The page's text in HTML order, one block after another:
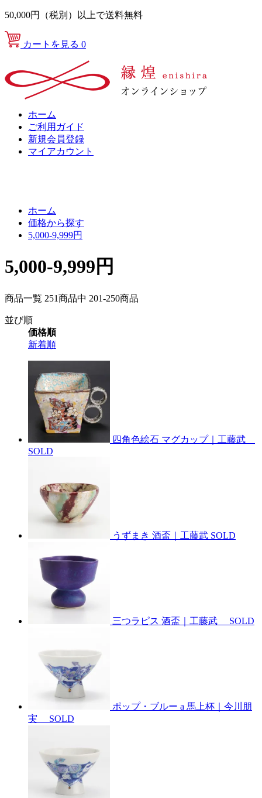
50,000円（税別）以上で送料無料
カートを見る 0
ホーム
ご利用ガイド
新規会員登録
マイアカウント
ホーム
価格から探す
5,000-9,999円
5,000-9,999円
商品一覧 251商品中 201-250商品
並び順
価格順
新着順
四角色絵石 マグカップ｜工藤武
SOLD
うずまき 酒盃｜工藤武 SOLD
三つラピス 酒盃｜工藤武 SOLD
ポップ・ブルー a 馬上杯｜今川朋
実
SOLD